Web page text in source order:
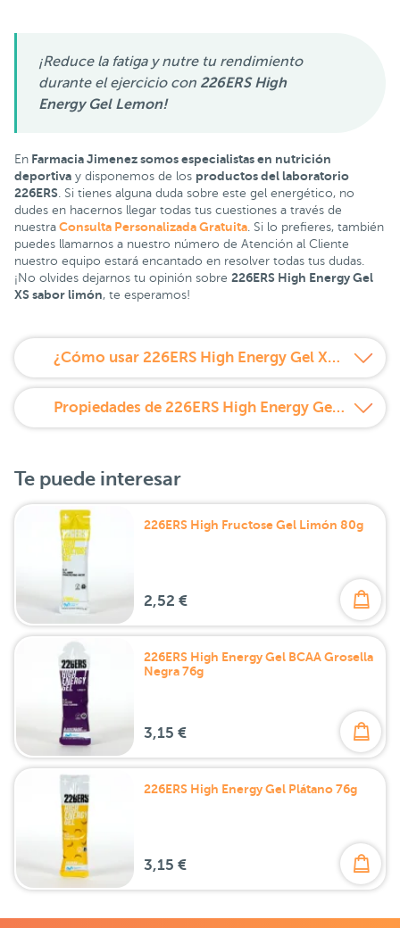
¡Reduce la fatiga y nutre tu rendimiento
durante el ejercicio con 226ERS High
Energy Gel Lemon!
En Farmacia Jimenez somos especialistas en nutrición
deportiva y disponemos de los productos del laboratorio
226ERS. Si tienes alguna duda sobre este gel energético, no
dudes en hacernos llegar todas tus cuestiones a través de
nuestra Consulta Personalizada Gratuita. Si lo prefieres, también
puedes llamarnos a nuestro número de Atención al Cliente
nuestro equipo estará encantado en resolver todas tus dudas.
¡No olvides dejarnos tu opinión sobre 226ERS High Energy Gel
XS sabor limón, te esperamos!
¿Cómo usar 226ERS High Energy Gel XS Limón?
Propiedades de 226ERS High Energy Gel XS Limón
Te puede interesar
226ERS High Fructose Gel Limón 80g
2,52 €
226ERS High Energy Gel BCAA Grosella
Negra 76g
3,15 €
226ERS High Energy Gel Plátano 76g
3,15 €